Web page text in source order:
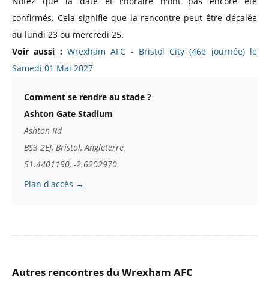
confirmés. Cela signifie que la rencontre peut être décalée
au lundi 23 ou mercredi 25.
Voir aussi : Wrexham AFC - Bristol City (46e journée) le
Samedi 01 Mai 2027
Comment se rendre au stade ?
Ashton Gate Stadium
Ashton Rd
BS3 2EJ, Bristol, Angleterre
51.4401190, -2.6202970
Plan d'accès →
Autres rencontres du Wrexham AFC